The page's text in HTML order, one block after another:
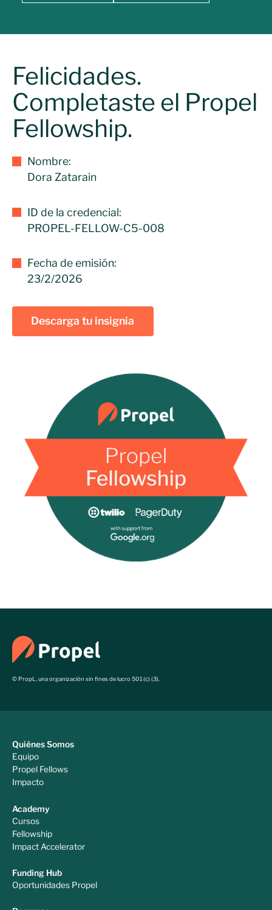
Felicidades.
Completaste el Propel
Fellowship.
Nombre:
Dora Zatarain
ID de la credencial:
PROPEL-FELLOW-C5-008
Fecha de emisión:
23/2/2026
Descarga tu insignia
© PropL, una organización sin fines de lucro 501 (c) (3).
Quiénes Somos
Equipo
Propel Fellows
Impacto
Academy
Cursos
Fellowship
Impact Accelerator
Funding Hub
Oportunidades Propel